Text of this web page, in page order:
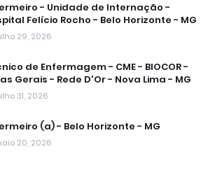
- Unidade de Internação -
Felício Rocho - Belo Horizonte - MG
29, 2026
de Enfermagem - CME - BIOCOR -
Gerais - Rede D'Or - Nova Lima - MG
31, 2026
(a) - Belo Horizonte - MG
20, 2026